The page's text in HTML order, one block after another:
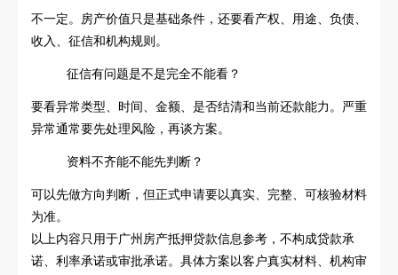
不一定。房产价值只是基础条件，还要看产权、用途、负债、
收入、征信和机构规则。
征信有问题是不是完全不能看？
要看异常类型、时间、金额、是否结清和当前还款能力。严重
异常通常要先处理风险，再谈方案。
资料不齐能不能先判断？
可以先做方向判断，但正式申请要以真实、完整、可核验材料
为准。
以上内容只用于广州房产抵押贷款信息参考，不构成贷款承
诺、利率承诺或审批承诺。具体方案以客户真实材料、机构审